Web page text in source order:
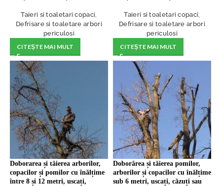
Taieri si toaletari copaci,
Defrisare si toaletare arbori
periculosi
CITEȘTE MAI MULT
Taieri si toaletari copaci,
Defrisare si toaletare arbori
periculosi
CITEȘTE MAI MULT
Doborarea și tăierea arborilor,
copacilor și pomilor cu înălțime
între 8 și 12 metri, uscați,
Doborârea și tăierea pomilor,
arborilor și copacilor cu înălțime
sub 6 metri, uscați, căzuți sau